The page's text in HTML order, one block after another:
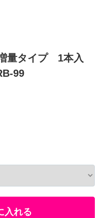
量タイプ 1本入
99
入れる